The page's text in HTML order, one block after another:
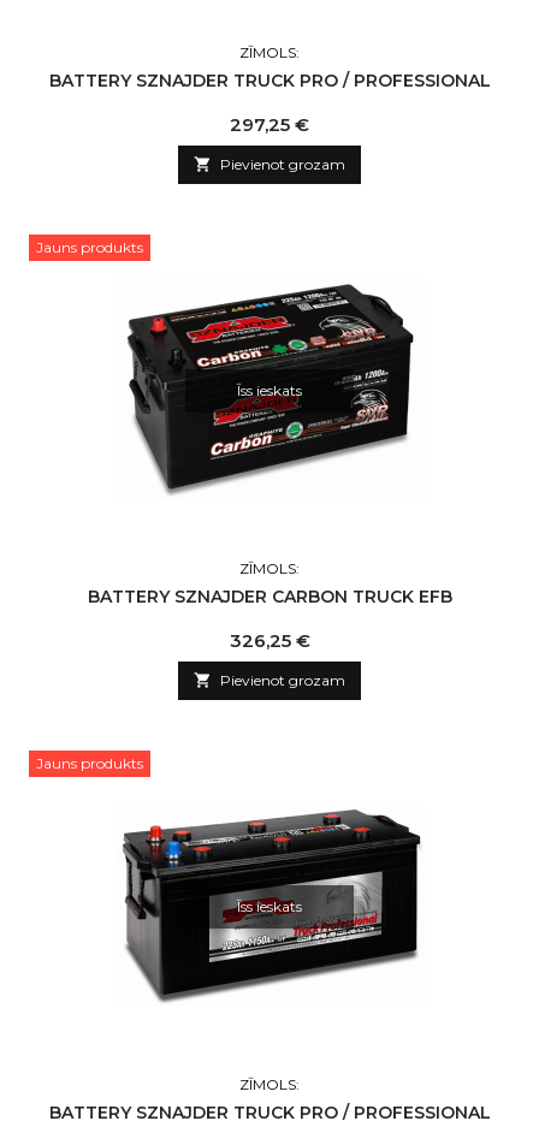
ZĪMOLS:
BATTERY SZNAJDER TRUCK PRO / PROFESSIONAL
Cena
297,25 €
 Pievienot grozam
Jauns produkts
Īss ieskats
ZĪMOLS:
BATTERY SZNAJDER CARBON TRUCK EFB
Cena
326,25 €
 Pievienot grozam
Jauns produkts
Īss ieskats
ZĪMOLS:
BATTERY SZNAJDER TRUCK PRO / PROFESSIONAL